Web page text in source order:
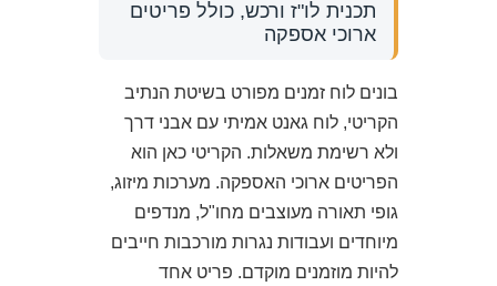
תכנית לו"ז ורכש, כולל פריטים
ארוכי אספקה
בונים לוח זמנים מפורט בשיטת הנתיב
הקריטי, לוח גאנט אמיתי עם אבני דרך
ולא רשימת משאלות. הקריטי כאן הוא
הפריטים ארוכי האספקה. מערכות מיזוג,
גופי תאורה מעוצבים מחו"ל, מנדפים
מיוחדים ועבודות נגרות מורכבות חייבים
להיות מוזמנים מוקדם. פריט אחד